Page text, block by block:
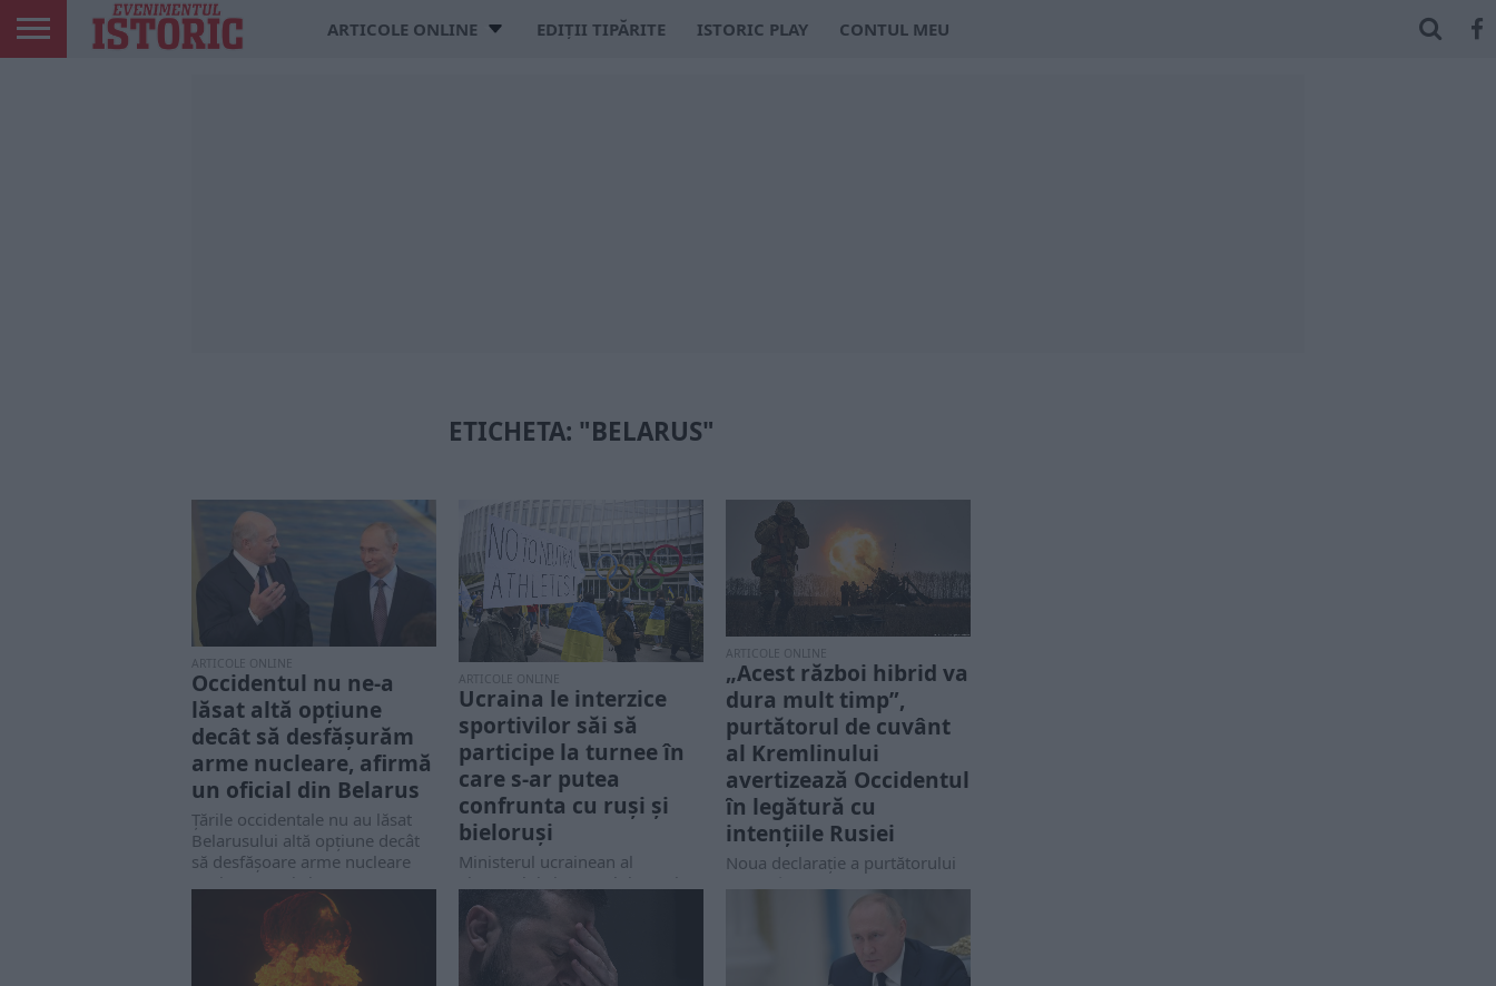
ARTICOLE ONLINE EDIȚII TIPĂRITE ISTORIC PLAY CONTUL MEU
ETICHETA: "BELARUS"
ARTICOLE ONLINE
Occidentul nu ne-a
lăsat altă opțiune
decât să desfășurăm
arme nucleare, afirmă
un oficial din Belarus
Țările occidentale nu au lăsat
Belarusului altă opțiune decât
să desfășoare arme nucleare
ARTICOLE ONLINE
Ucraina le interzice
sportivilor săi să
participe la turnee în
care s-ar putea
confrunta cu ruși și
bieloruși
Ministerul ucrainean al
Tineretului și Sportului a emis o
interdicție pentru sportivii de
nivel național de...
ARTICOLE ONLINE
„Acest război hibrid va
dura mult timp”,
purtătorul de cuvânt
al Kremlinului
avertizează Occidentul
în legătură cu
intențiile Rusiei
Noua declaraţie a purtătorului
de cuvânt al Kremlinului, Dmitri